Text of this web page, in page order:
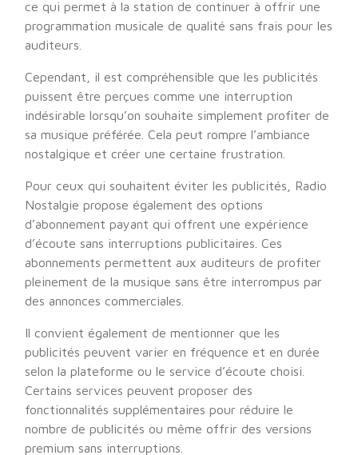
ce qui permet à la station de continuer à offrir une
programmation musicale de qualité sans frais pour les
auditeurs.
Cependant, il est compréhensible que les publicités
puissent être perçues comme une interruption
indésirable lorsqu’on souhaite simplement profiter de
sa musique préférée. Cela peut rompre l’ambiance
nostalgique et créer une certaine frustration.
Pour ceux qui souhaitent éviter les publicités, Radio
Nostalgie propose également des options
d’abonnement payant qui offrent une expérience
d’écoute sans interruptions publicitaires. Ces
abonnements permettent aux auditeurs de profiter
pleinement de la musique sans être interrompus par
des annonces commerciales.
Il convient également de mentionner que les
publicités peuvent varier en fréquence et en durée
selon la plateforme ou le service d’écoute choisi.
Certains services peuvent proposer des
fonctionnalités supplémentaires pour réduire le
nombre de publicités ou même offrir des versions
premium sans interruptions.